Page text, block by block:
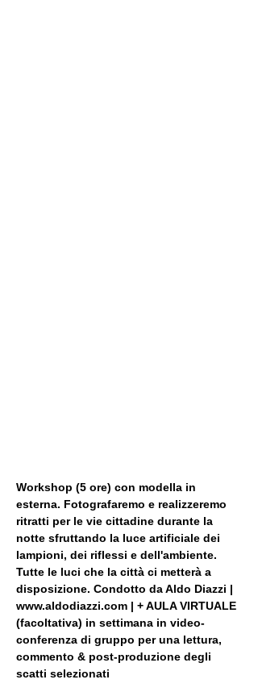
Workshop (5 ore) con modella in
esterna. Fotografaremo e realizzeremo
ritratti per le vie cittadine durante la
notte sfruttando la luce artificiale dei
lampioni, dei riflessi e dell'ambiente.
Tutte le luci che la città ci metterà a
disposizione. Condotto da Aldo Diazzi |
www.aldodiazzi.com | + AULA VIRTUALE
(facoltativa) in settimana in video-
conferenza di gruppo per una lettura,
commento & post-produzione degli
scatti selezionati